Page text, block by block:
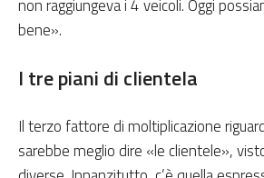
non raggiungeva i 4 veicoli. Oggi
bene».
I tre piani di clientela
Il terzo fattore di moltiplicazione
sarebbe meglio dire «le clientele»,